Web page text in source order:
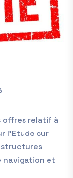
offres relatif à
l’Etude sur
navigation et